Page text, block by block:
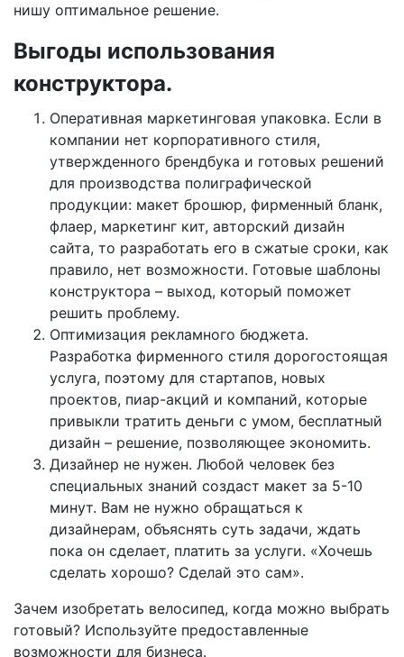
нишу оптимальное решение.
Выгоды использования
конструктора.
Оперативная маркетинговая упаковка. Если в
компании нет корпоративного стиля,
утвержденного брендбука и готовых решений
для производства полиграфической
продукции: макет брошюр, фирменный бланк,
флаер, маркетинг кит, авторский дизайн
сайта, то разработать его в сжатые сроки, как
правило, нет возможности. Готовые шаблоны
конструктора – выход, который поможет
решить проблему.
Оптимизация рекламного бюджета.
Разработка фирменного стиля дорогостоящая
услуга, поэтому для стартапов, новых
проектов, пиар-акций и компаний, которые
привыкли тратить деньги с умом, бесплатный
дизайн – решение, позволяющее экономить.
Дизайнер не нужен. Любой человек без
специальных знаний создаст макет за 5-10
минут. Вам не нужно обращаться к
дизайнерам, объяснять суть задачи, ждать
пока он сделает, платить за услуги. «Хочешь
сделать хорошо? Сделай это сам».
Зачем изобретать велосипед, когда можно выбрать
готовый? Используйте предоставленные
возможности для бизнеса.